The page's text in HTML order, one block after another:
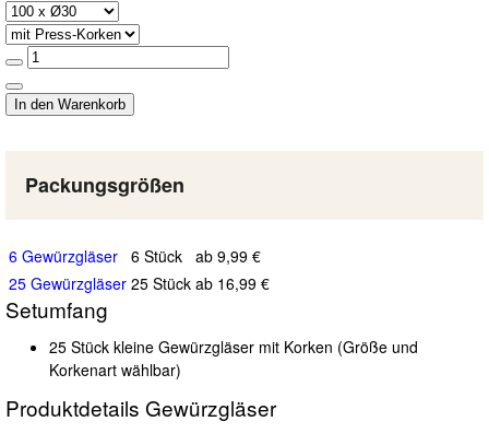
Packungsgrößen
6 Gewürzgläser 6 Stück ab 9,99 €
25 Gewürzgläser 25 Stück ab 16,99 €
Setumfang
25 Stück kleine Gewürzgläser mit Korken (Größe und
Korkenart wählbar)
Produktdetails Gewürzgläser